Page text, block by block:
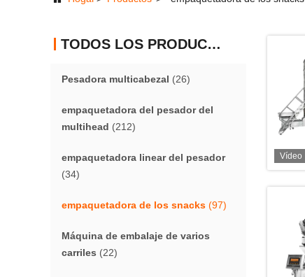
TODOS LOS PRODUCTOS
Pesadora multicabezal (26)
empaquetadora del pesador del
multihead (212)
empaquetadora linear del pesador
(34)
empaquetadora de los snacks (97)
Máquina de embalaje de varios
carriles (22)
Vídeo